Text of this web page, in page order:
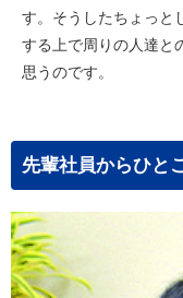
す。そうしたちょっと
する上で周りの人達と
思うのです。
先輩社員からひと